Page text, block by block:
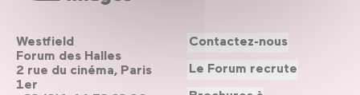
Westfield
Forum des Halles
2 rue du cinéma, Paris
1er
Contactez-nous
Le Forum recrute